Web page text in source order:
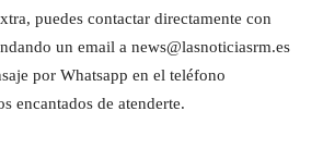
puedes contactar directamente con
un email a news@lasnoticiasrm.es
por Whatsapp en el teléfono
encantados de atenderte.